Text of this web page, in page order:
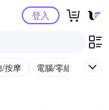
購物中心登入
/按摩 電腦/零組件/週邊/